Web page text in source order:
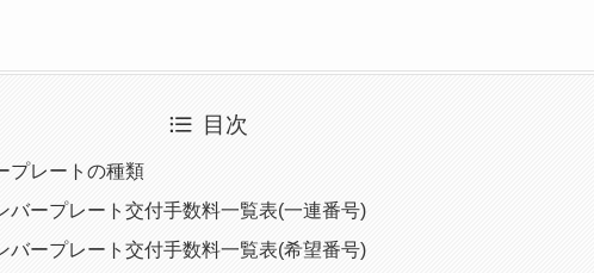
目次
プレートの種類
バープレート交付手数料一覧表(一連番号)
バープレート交付手数料一覧表(希望番号)